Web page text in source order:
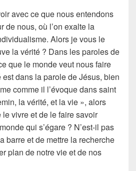
avec ce que nous entendons
de nous, où l’on exalte la
Alors je vous le
la vérité ? Dans les paroles de
que le monde veut nous faire
dans la parole de Jésus, bien
comme il l’évoque dans saint
la vérité, et la vie », alors
le vivre et de le faire savoir
qui s’égare ? N’est-il pas
barre et de mettre la recherche
plan de notre vie et de nos